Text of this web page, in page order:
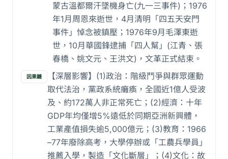
蒙古溫都爾汗墜機身亡(九一三事件)；1976
年1月周恩來逝世，4月清明「四五天安門
事件」悼念被鎮壓；1976年9月毛澤東逝
世，10月華國鋒逮捕「四人幫」(江青、張
春橋、姚文元、王洪文)，文革正式結束。
因果鏈
【深層影響】(1)政治：階級鬥爭與群眾運動
取代法治，黨政系統癱瘓，全國近1億人受波
及、約172萬人非正常死亡；(2)經濟：十年
GDP年均僅增5%遠低於同期亞洲新興體，
工業產值損失逾5,000億元；(3)教育：1966
–77年廢除高考，大學停辦或「工農兵學員」
推薦入學，製造「文化斷層」；(4)文化：故